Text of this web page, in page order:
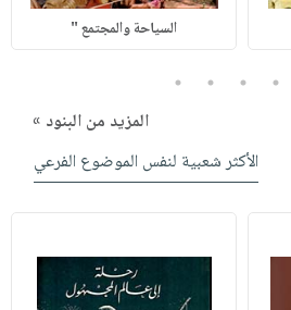
السياحة والمجتمع "
2
3
4
5
المزيد من البنود »
الأكثر شعبية لنفس الموضوع الفرعي